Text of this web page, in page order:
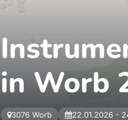
in Worb
3076 Worb 22.01.2026 -